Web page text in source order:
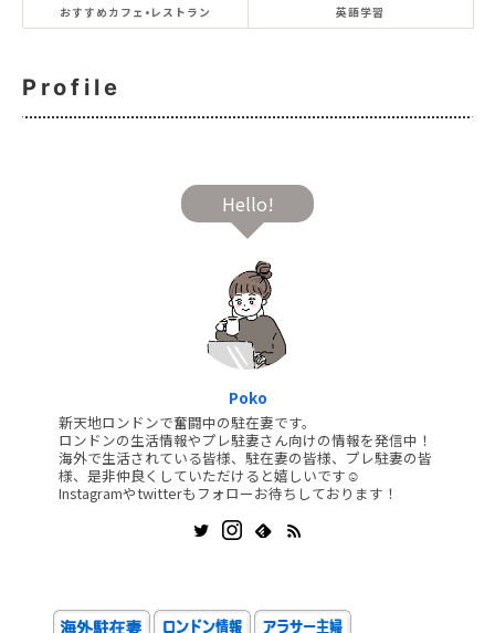
おすすめカフェ•レストラン 英語学習
Profile
Hello!
Poko
新天地ロンドンで奮闘中の駐在妻です。
ロンドンの生活情報やプレ駐妻さん向けの情報を発信中！
海外で生活されている皆様、駐在妻の皆様、プレ駐妻の皆
様、是非仲良くしていただけると嬉しいです☺️
Instagramやtwitterもフォローお待ちしております！